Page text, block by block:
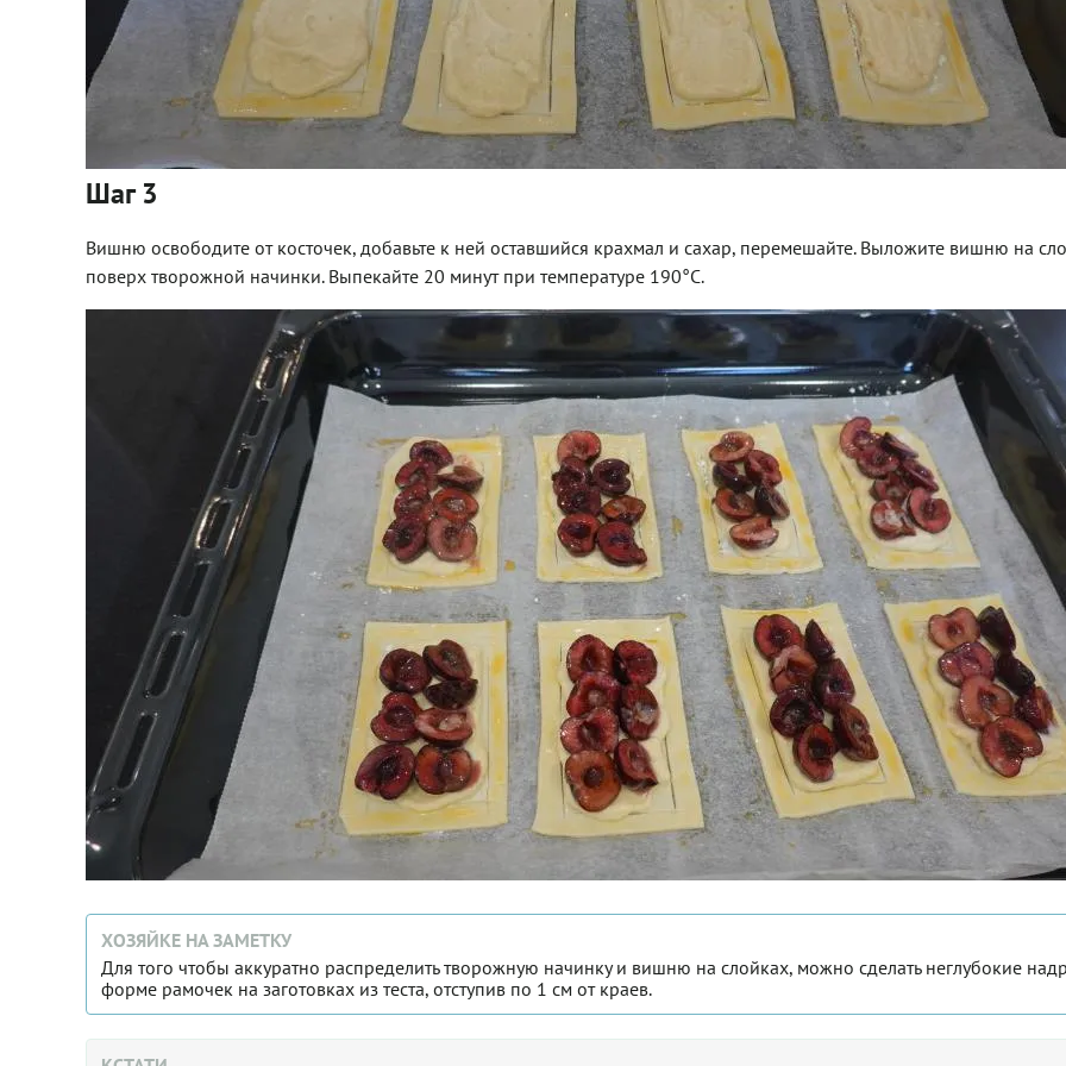
Шаг 3
Вишню освободите от косточек, добавьте к ней оставшийся крахмал и сахар, перемешайте. Выложите вишню на
поверх творожной начинки. Выпекайте 20 минут при температуре 190°С.
ХОЗЯЙКЕ НА ЗАМЕТКУ
Для того чтобы аккуратно распределить творожную начинку и вишню на слойках, можно сделать неглубокие
форме рамочек на заготовках из теста, отступив по 1 см от краев.